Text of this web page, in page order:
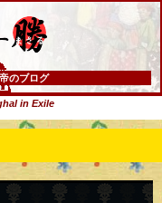
のブログ
in Exile